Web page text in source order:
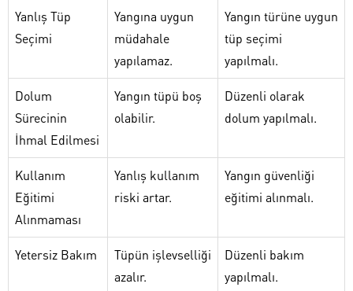
Yanlış Tüp
Seçimi
Yangına uygun
müdahale
yapılamaz.
Yangın türüne uygun
tüp seçimi
yapılmalı.
Dolum
Sürecinin
İhmal Edilmesi
Yangın tüpü boş
olabilir.
Düzenli olarak
dolum yapılmalı.
Kullanım
Eğitimi
Alınmaması
Yanlış kullanım
riski artar.
Yangın güvenliği
eğitimi alınmalı.
Yetersiz Bakım
Tüpün işlevselliği
azalır.
Düzenli bakım
yapılmalı.